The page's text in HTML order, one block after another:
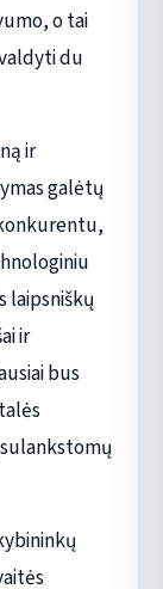
o tai
du
ir
galėtų
laipsniškų
ir
bus